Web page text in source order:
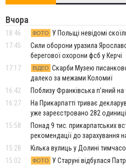
Вчора
18:46 ФОТО
У Польщі невідомі
17:45
Сили оборони уразила
берегової охорони фсб у Керчі
17:17
ВІДЕО Скарби Музею
далеко за межами Коломиї
16:42
Поблизу Франківська п'яний на
16:27
На Прикарпатті триває
уже зареєстровано 282 одиниці
15:58
Понад 9 тис. прикарпатських
рекомендації до зарахування
15:28
Кілька вулиць у Долині
15:02
ФОТО
У Старуні відбулася